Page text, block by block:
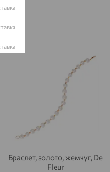
Браслет, золото, жемчуг, De
Fleur
64%